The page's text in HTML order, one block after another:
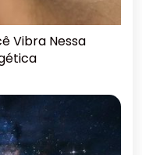
Vibra Nessa